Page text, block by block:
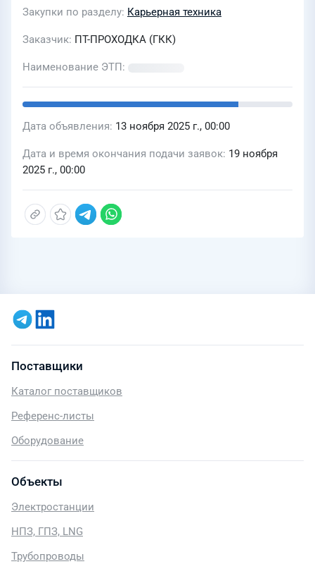
Межегейское угольное
месторождение. Для участия не
требуется ЭЦП и пакет
(аутсорсинг ООО "Грачев Кост
Консалтинг")
Закупки по разделу Карьерная техника
Заказчик ПТ-ПРОХОДКА (ГКК)
Наименование ЭТП
Дата объявления 13 ноября 2025 г., 00:00
Дата и время окончания подачи заявок 19 ноября
2025 г., 00:00
Поставщики
Каталог поставщиков
Референс-листы
Оборудование
Объекты
Электростанции
НПЗ, ГПЗ, LNG
Трубопроводы